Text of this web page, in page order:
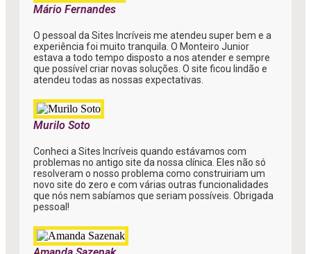
Mário Fernandes
O pessoal da Sites Incríveis me atendeu super bem e a
experiência foi muito tranquila. O Monteiro Junior
estava a todo tempo disposto a nos atender e sempre
que possível criar novas soluções. O site ficou lindão e
atendeu todas as nossas expectativas.
Murilo Soto
Conheci a Sites Incríveis quando estávamos com
problemas no antigo site da nossa clínica. Eles não só
resolveram o nosso problema como construiriam um
novo site do zero e com várias outras funcionalidades
que nós nem sabíamos que seriam possíveis. Obrigada
pessoal!